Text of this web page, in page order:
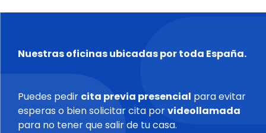
Nuestras oficinas ubicadas por toda España.
Puedes pedir cita previa presencial para evitar
esperas o bien solicitar cita porvideollamada
para no tener que salir de tu casa.